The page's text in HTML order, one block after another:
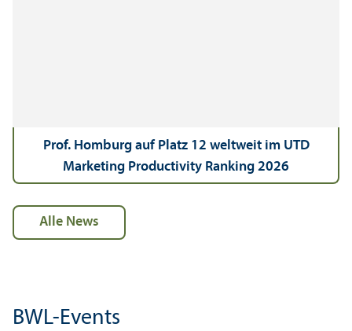
Prof. Homburg auf Platz 12 weltweit im UTD
Marketing Productivity Ranking 2026
alle News
BWL-Events